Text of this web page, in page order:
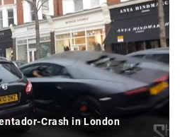
Crash in London